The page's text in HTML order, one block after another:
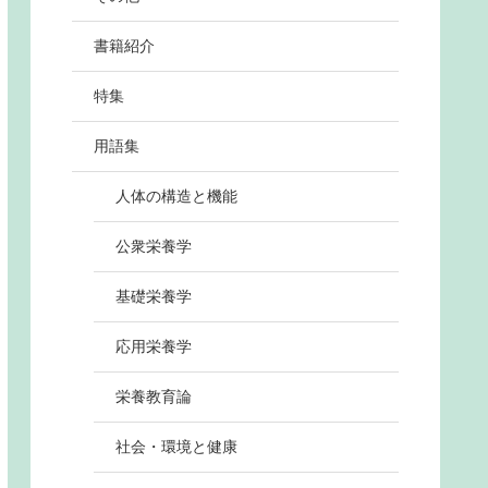
書籍紹介
特集
用語集
人体の構造と機能
公衆栄養学
基礎栄養学
応用栄養学
栄養教育論
社会・環境と健康